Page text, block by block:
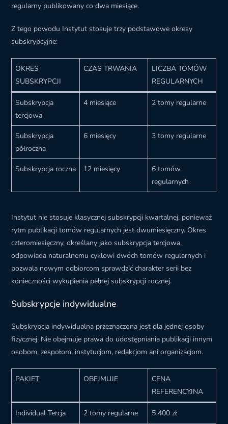
regularny publikowany co dwa miesiące.
Z tego powodu Instytut stosuje trzy podstawowe okresy
subskrypcyjne:
OKRES
SUBSKRYPCJI
CZAS TRWANIA
LICZBA TOMÓW
REGULARNYCH
Subskrypcja
tercjowa
4 miesiące 2 tomy regularne
Subskrypcja
półroczna
6 miesięcy 3 tomy regularne
Subskrypcja roczna 12 miesięcy
6 tomów
regularnych
Instytut nie stosuje klasycznej subskrypcji kwartalnej, ponieważ
rytm publikacji tomów regularnych jest dwumiesięczny. Okres
czteromiesięczny, określany jako subskrypcja tercjowa,
odpowiada naturalnemu cyklowi dwóch tomów regularnych i
pozwala nowym odbiorcom sprawdzić charakter serii bez
konieczności wykupienia pełnej subskrypcji rocznej.
Subskrypcje indywidualne
Subskrypcja indywidualna przeznaczona jest dla jednej osoby
fizycznej. Nie obejmuje prawa do udostępniania publikacji innym
osobom, zespołom, instytucjom, redakcjom ani organizacjom.
PAKIET OBEJMUJE
CENA
REFERENCYJNA
Individual Tercja 2 tomy regularne 5 400 zł